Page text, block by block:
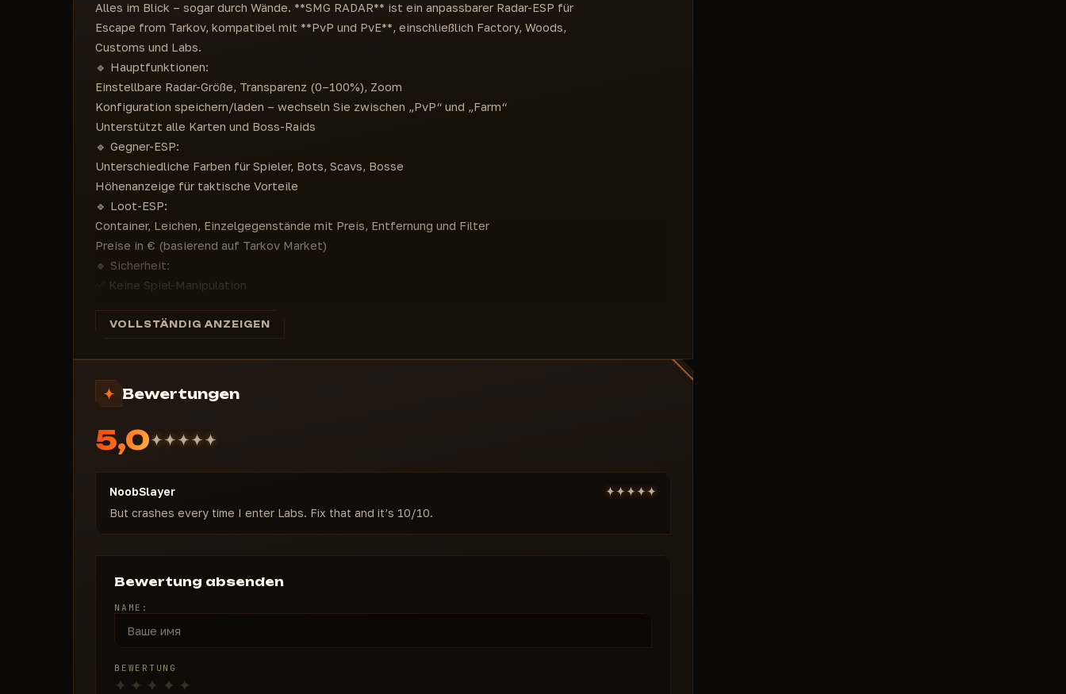
Entfernung anzeigen
Min.-Max.-Preise
(Gegenstände anzeigen)
Gegenstandsanpassungen mit Typ
Alles im Blick – sogar durch Wände. **SMG RADAR** ist ein anpassbarer Radar-ESP für
Escape from Tarkov, kompatibel mit **PvP und PvE**, einschließlich Factory, Woods,
Customs und Labs.
🔹 Hauptfunktionen:
Einstellbare Radar-Größe, Transparenz (0–100%), Zoom
Konfiguration speichern/laden – wechseln Sie zwischen „PvP“ und „Farm“
Unterstützt alle Karten und Boss-Raids
🔹 Gegner-ESP:
Unterschiedliche Farben für Spieler, Bots, Scavs, Bosse
Höhenanzeige für taktische Vorteile
🔹 Loot-ESP:
Container, Leichen, Einzelgegenstände mit Preis, Entfernung und Filter
Preise in € (basierend auf Tarkov Market)
🔹 Sicherheit:
✅ Keine Spiel-Manipulation
🔹 Preise (EUR):
7 Tage — €18.00 (36% sparen)
30 Tage — €36.00 (
VOLLSTÄNDIG ANZEIGEN
Bewertungen
5,0
NoobSlayer
But crashes every time I enter Labs. Fix that and it’s 10/10.
Bewertung absenden
NAME:
BEWERTUNG